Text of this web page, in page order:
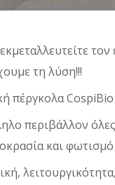
τη λύση!!!
πέργκολα CospiBio
περιβάλλον
και